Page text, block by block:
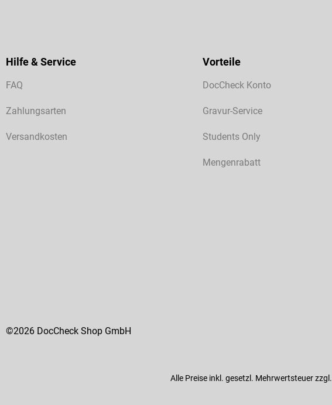
Hilfe & Service
FAQ
Zahlungsarten
Versandkosten
Vorteile
DocCheck Konto
Gravur-Service
Students Only
Mengenrabatt
©2026 DocCheck Shop GmbH
Alle Preise inkl. gesetzl. Mehrwertsteuer zzgl.